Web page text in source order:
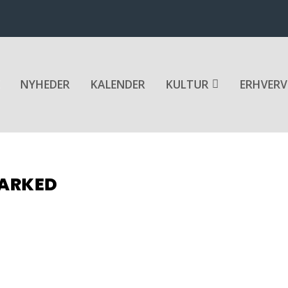
NYHEDER KALENDER KULTUR ERHVERV